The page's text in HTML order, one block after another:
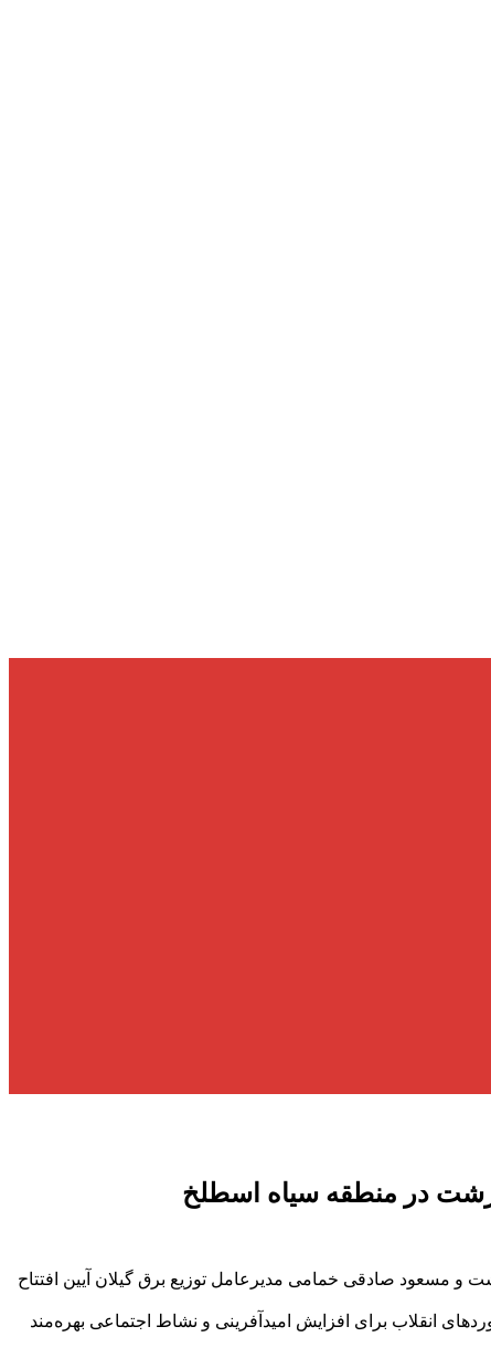
رشت در منطقه سیاه اسطلخ
صادقی خمامی مدیرعامل توزیع برق گیلان آیین افتتاح
انقلاب برای افزایش امیدآفرینی و نشاط اجتماعی بهره‌مند